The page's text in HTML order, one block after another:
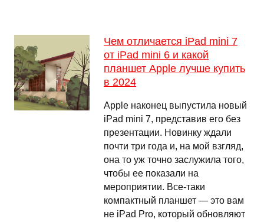
Чем отличается iPad mini 7
от iPad mini 6 и какой
планшет Apple лучше купить
в 2024
Apple наконец выпустила новый
iPad mini 7, представив его без
презентации. Новинку ждали
почти три года и, на мой взгляд,
она то уж точно заслужила того,
чтобы ее показали на
мероприятии. Все-таки
компактный планшет — это вам
не iPad Pro, который обновляют